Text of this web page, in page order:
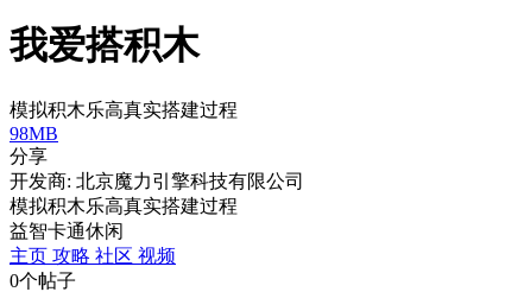
我爱搭积木
模拟积木乐高真实搭建过程
98MB
分享
开发商: 北京魔力引擎科技有限公司
模拟积木乐高真实搭建过程
益智卡通休闲
主页 攻略 社区 视频
0个帖子